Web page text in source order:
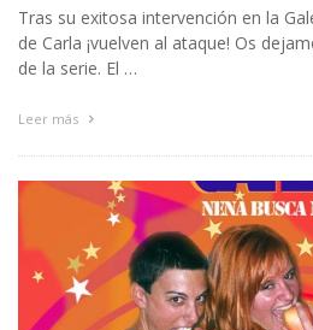
Tras su exitosa intervención en la
de Carla ¡vuelven al ataque! Os
de la serie. El …
Leer más